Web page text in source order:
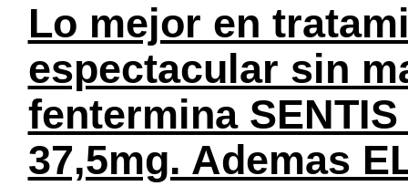
Lo mejor en
espectacular sin
fentermina
37,5mg. Ademas